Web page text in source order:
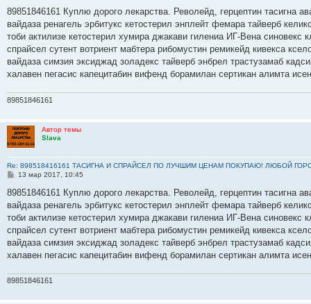
о
щ
е
и
е
89851846161 Куплю дорого лекарства. Револейд, герцептин тасигна
вайдаза ренагель эрбитукс кетостерил энплейт фемара тайверб
тоби актилизе кетостерил хумира джакави гилениа ИГ-Вена
спрайсел сутент вотриент мабтера рибомустин ремикейд кивекса
вайдаза симзия эксиджад золадекс тайверб энбрел трастузамаб
халавен пегасис капецитабин вифенд борамилан сертикан алимта
89851846161
Автор темы
Slava
Re: 898518416161 ТАСИГНА И СПРАЙСЕЛ ПО ЛУЧШИМ ЦЕНАМ ПОКУПАЮ! ЛЮБОЙ
С
о
щ
е
и
е
13 мар 2017, 10:45
89851846161 Куплю дорого лекарства. Револейд, герцептин тасигна
вайдаза ренагель эрбитукс кетостерил энплейт фемара тайверб
тоби актилизе кетостерил хумира джакави гилениа ИГ-Вена
спрайсел сутент вотриент мабтера рибомустин ремикейд кивекса
вайдаза симзия эксиджад золадекс тайверб энбрел трастузамаб
халавен пегасис капецитабин вифенд борамилан сертикан алимта
89851846161